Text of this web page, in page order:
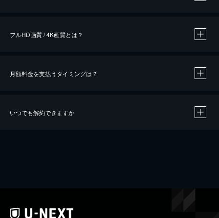
※40％ポイント還元の対象は、クレジットカード決済による作品の購入 / レンタルです。
フルHD画質 / 4K画質とは？
月額料金を支払うタイミングは？
いつでも解約できますか